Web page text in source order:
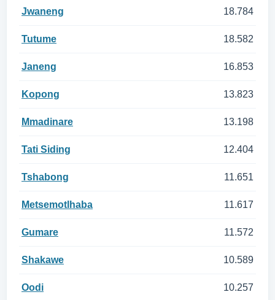
Jwaneng 18.784
Tutume 18.582
Janeng 16.853
Kopong 13.823
Mmadinare 13.198
Tati Siding 12.404
Tshabong 11.651
Metsemotlhaba 11.617
Gumare 11.572
Shakawe 10.589
Oodi 10.257